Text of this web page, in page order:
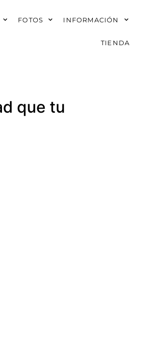
FOTOS INFORMACIÓN
TIENDA
que tu